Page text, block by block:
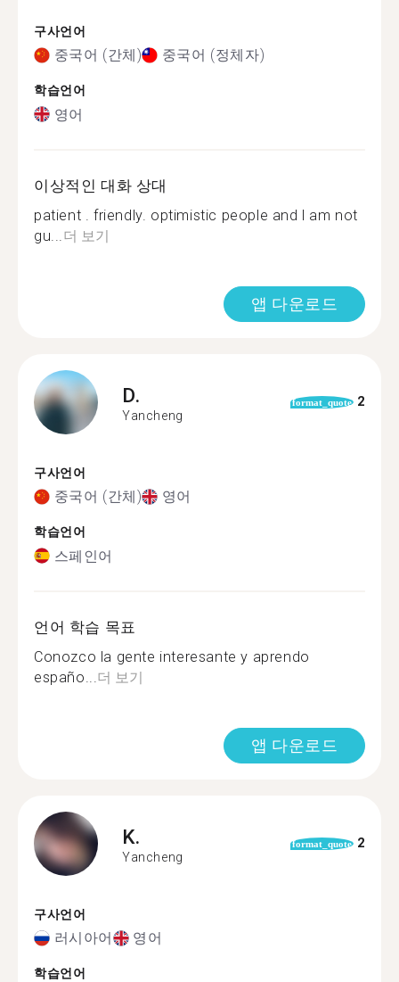
구사언어
중국어 (간체) 중국어 (정체자)
학습언어
영어
이상적인 대화 상대
patient . friendly. optimistic people and l am not
gu... 더 보기
앱 다운로드
D.
Yancheng
format_quote 2
구사언어
중국어 (간체) 영어
학습언어
스페인어
언어 학습 목표
Conozco la gente interesante y aprendo
españo... 더 보기
앱 다운로드
K.
Yancheng
format_quote 2
구사언어
러시아어 영어
학습언어